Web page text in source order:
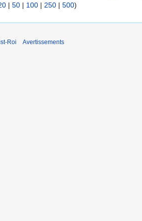
| 50 | 100 | 250 | 500)
Roi Avertissements